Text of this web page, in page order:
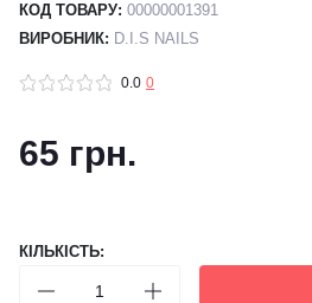
КОД ТОВАРУ: 00000001391
ВИРОБНИК: D.I.S NAILS
0.0 0
65 грн.
КІЛЬКІСТЬ: